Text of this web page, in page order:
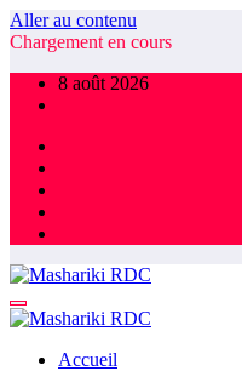
Aller au contenu
Chargement en cours
8 août 2026
Accueil